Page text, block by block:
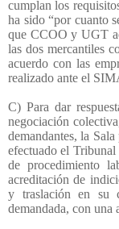
cumplan los
ha sido “por cuanto
que CCOO y UGT
las dos mercantiles
acuerdo con las
realizado ante el
C) Para dar
negociación
demandantes, la
efectuado el
de procedimiento
acreditación de
y traslación en su
demandada, con una